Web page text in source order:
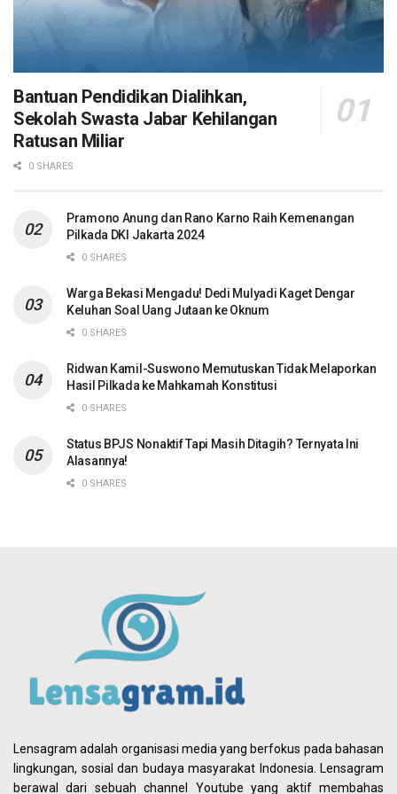
Bantuan Pendidikan Dialihkan,
Sekolah Swasta Jabar Kehilangan
Ratusan Miliar
0 SHARES
Pramono Anung dan Rano Karno Raih Kemenangan
Pilkada DKI Jakarta 2024
0 SHARES
Warga Bekasi Mengadu! Dedi Mulyadi Kaget Dengar
Keluhan Soal Uang Jutaan ke Oknum
0 SHARES
Ridwan Kamil-Suswono Memutuskan Tidak Melaporkan
Hasil Pilkada ke Mahkamah Konstitusi
0 SHARES
Status BPJS Nonaktif Tapi Masih Ditagih? Ternyata Ini
Alasannya!
0 SHARES
Lensagram adalah organisasi media yang berfokus pada bahasan
lingkungan, sosial dan budaya masyarakat Indonesia. Lensagram
berawal dari sebuah channel Youtube yang aktif membahas